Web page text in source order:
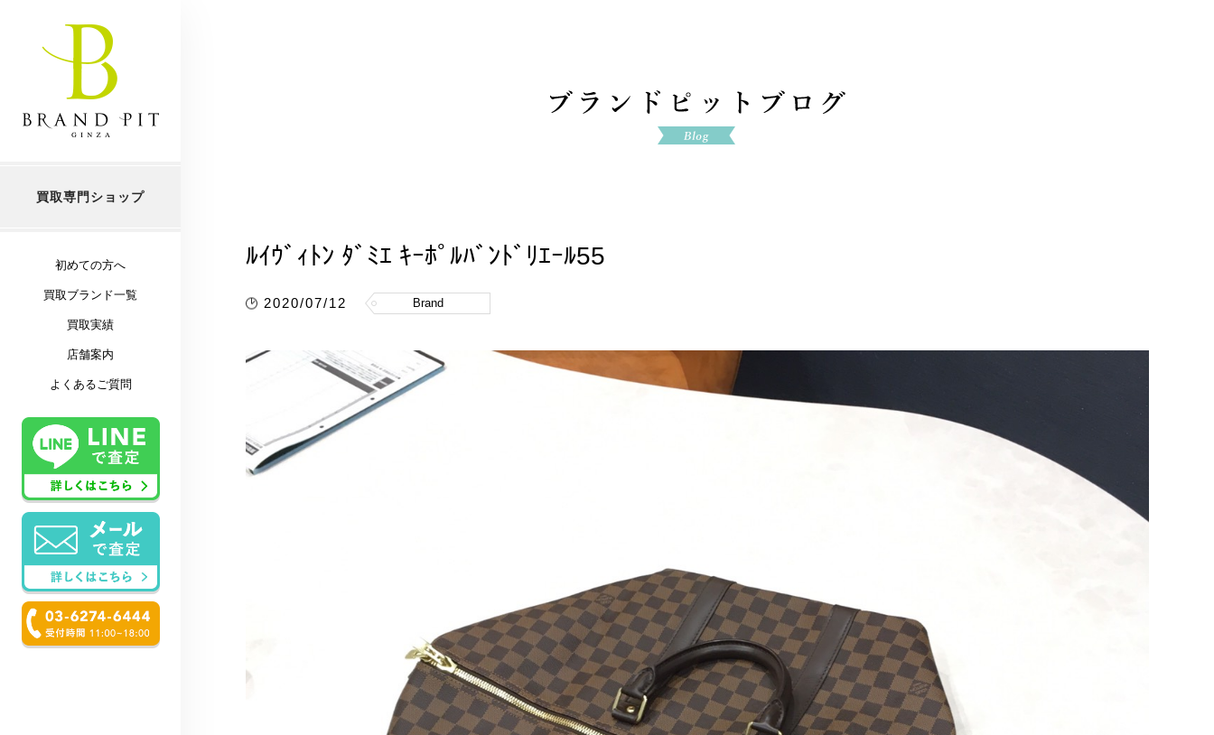
買取専門ショップ
初めての方へ
買取ブランド一覧
買取実績
店舗案内
よくあるご質問
ﾙｲｳﾞｨﾄﾝ ﾀﾞﾐｴ ｷｰﾎﾟﾙﾊﾞﾝﾄﾞﾘｴｰﾙ55
2020/07/12 Brand